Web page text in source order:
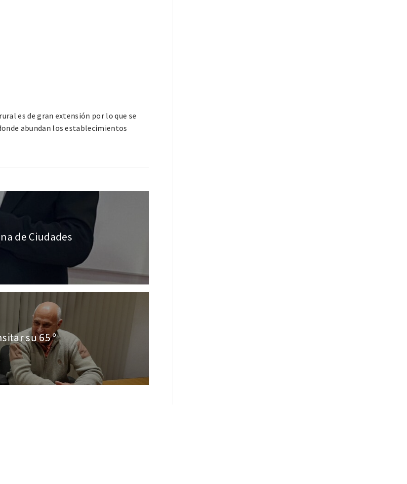
es de gran extensión por lo que se
abundan los establecimientos
de Ciudades
su 65 º